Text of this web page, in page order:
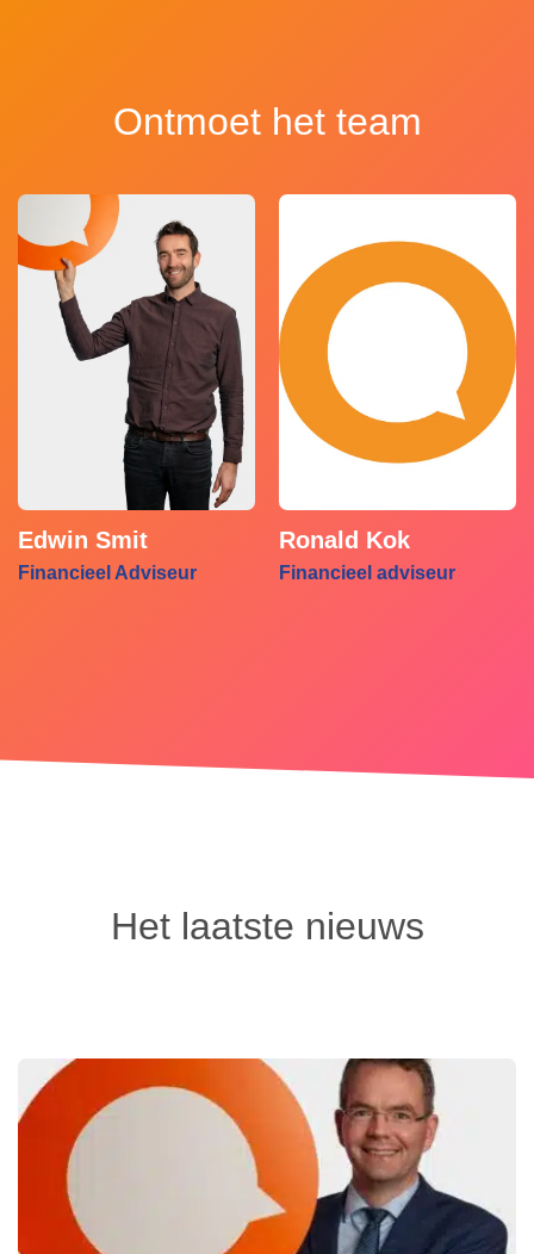
Ontmoet het team
Edwin Smit
Financieel Adviseur
Ronald Kok
Financieel adviseur
Het laatste nieuws